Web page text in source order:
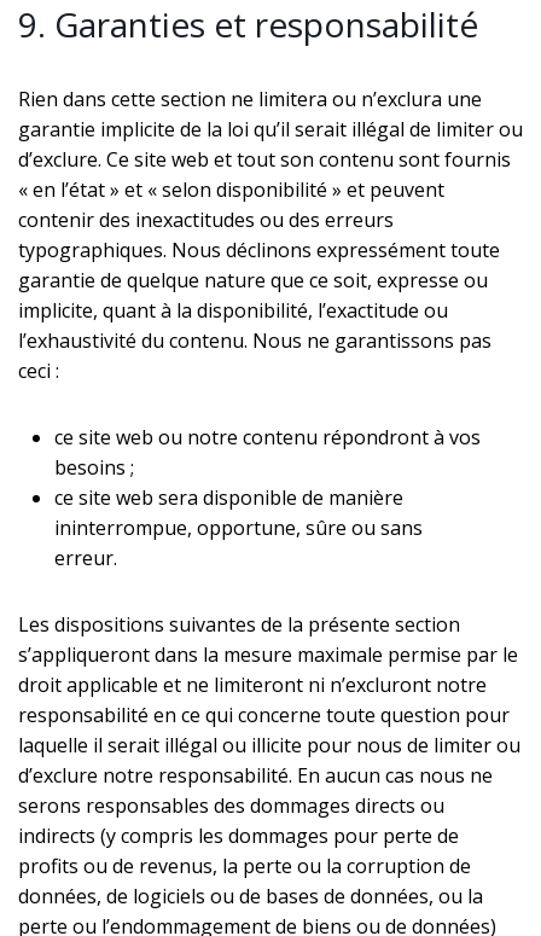
9. Garanties et responsabilité
Rien dans cette section ne limitera ou n’exclura une
garantie implicite de la loi qu’il serait illégal de limiter ou
d’exclure. Ce site web et tout son contenu sont fournis
« en l’état » et « selon disponibilité » et peuvent
contenir des inexactitudes ou des erreurs
typographiques. Nous déclinons expressément toute
garantie de quelque nature que ce soit, expresse ou
implicite, quant à la disponibilité, l’exactitude ou
l’exhaustivité du contenu. Nous ne garantissons pas
ceci :
ce site web ou notre contenu répondront à vos
besoins ;
ce site web sera disponible de manière
ininterrompue, opportune, sûre ou sans
erreur.
Les dispositions suivantes de la présente section
s’appliqueront dans la mesure maximale permise par le
droit applicable et ne limiteront ni n’excluront notre
responsabilité en ce qui concerne toute question pour
laquelle il serait illégal ou illicite pour nous de limiter ou
d’exclure notre responsabilité. En aucun cas nous ne
serons responsables des dommages directs ou
indirects (y compris les dommages pour perte de
profits ou de revenus, la perte ou la corruption de
données, de logiciels ou de bases de données, ou la
perte ou l’endommagement de biens ou de données)